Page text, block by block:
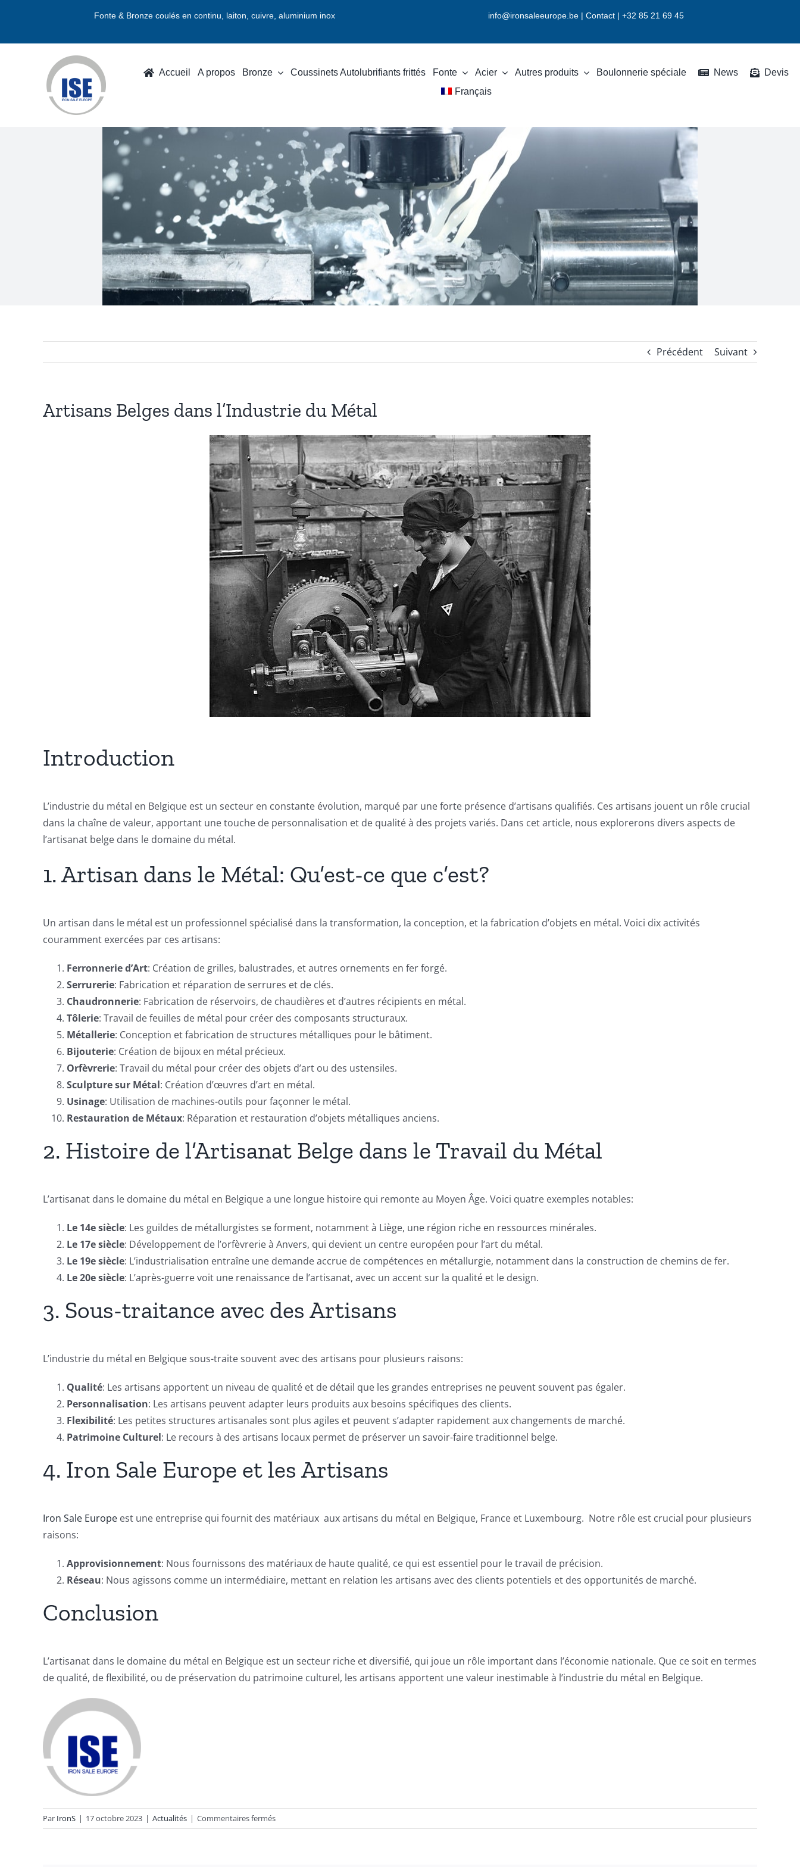
contenu
Fonte & Bronze coulés en continu, laiton, cuivre, aluminium inox info@ironsaleeurope.be| Contact | +32 85 21 69 45
Accueil A propos Bronze Coussinets Autolubrifiants frittés Fonte Acier Autres produits Boulonnerie spéciale News
Devis
Français
Précédent Suivant
Artisans Belges dans l’Industrie du Métal
Introduction
L’industrie du métal en Belgique est un secteur en constante évolution, marqué par une forte présence d’artisans qualifiés. Ces artisans jouent un rôle crucial
dans la chaîne de valeur, apportant une touche de personnalisation et de qualité à des projets variés. Dans cet article, nous explorerons divers aspects de
l’artisanat belge dans le domaine du métal.
1. Artisan dans le Métal: Qu’est-ce que c’est?
Un artisan dans le métal est un professionnel spécialisé dans la transformation, la conception, et la fabrication d’objets en métal. Voici dix activités
couramment exercées par ces artisans:
Ferronnerie d’Art: Création de grilles, balustrades, et autres ornements en fer forgé.
Serrurerie: Fabrication et réparation de serrures et de clés.
Chaudronnerie: Fabrication de réservoirs, de chaudières et d’autres récipients en métal.
Tôlerie: Travail de feuilles de métal pour créer des composants structuraux.
Métallerie: Conception et fabrication de structures métalliques pour le bâtiment.
Bijouterie: Création de bijoux en métal précieux.
Orfèvrerie: Travail du métal pour créer des objets d’art ou des ustensiles.
Sculpture sur Métal: Création d’œuvres d’art en métal.
Usinage: Utilisation de machines-outils pour façonner le métal.
Restauration de Métaux: Réparation et restauration d’objets métalliques anciens.
2. Histoire de l’Artisanat Belge dans le Travail du Métal
L’artisanat dans le domaine du métal en Belgique a une longue histoire qui remonte au Moyen Âge. Voici quatre exemples notables:
Le 14e siècle: Les guildes de métallurgistes se forment, notamment à Liège, une région riche en ressources minérales.
Le 17e siècle: Développement de l’orfèvrerie à Anvers, qui devient un centre européen pour l’art du métal.
Le 19e siècle: L’industrialisation entraîne une demande accrue de compétences en métallurgie, notamment dans la construction de chemins de fer.
Le 20e siècle: L’après-guerre voit une renaissance de l’artisanat, avec un accent sur la qualité et le design.
3. Sous-traitance avec des Artisans
L’industrie du métal en Belgique sous-traite souvent avec des artisans pour plusieurs raisons:
Qualité: Les artisans apportent un niveau de qualité et de détail que les grandes entreprises ne peuvent souvent pas égaler.
Personnalisation: Les artisans peuvent adapter leurs produits aux besoins spécifiques des clients.
Flexibilité: Les petites structures artisanales sont plus agiles et peuvent s’adapter rapidement aux changements de marché.
Patrimoine Culturel: Le recours à des artisans locaux permet de préserver un savoir-faire traditionnel belge.
4. Iron Sale Europe et les Artisans
Iron Sale Europe est une entreprise qui fournit des matériaux aux artisans du métal en Belgique, France et Luxembourg. Notre rôle est crucial pour plusieurs
raisons:
Approvisionnement: Nous fournissons des matériaux de haute qualité, ce qui est essentiel pour le travail de précision.
Réseau: Nous agissons comme un intermédiaire, mettant en relation les artisans avec des clients potentiels et des opportunités de marché.
Conclusion
L’artisanat dans le domaine du métal en Belgique est un secteur riche et diversifié, qui joue un rôle important dans l’économie nationale. Que ce soit en termes
de qualité, de flexibilité, ou de préservation du patrimoine culturel, les artisans apportent une valeur inestimable à l’industrie du métal en Belgique.
Par IronS | 17 octobre 2023 | Actualités | Commentaires ferméssur
Artisans